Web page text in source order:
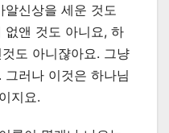
알신상을 세운 것도
없앤 것도 아니요, 하
도 아니쟎아요. 그냥
러나 이것은 하나님
지요.